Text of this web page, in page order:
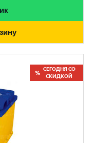
СЕГОДНЯ СО
СКИДКОЙ